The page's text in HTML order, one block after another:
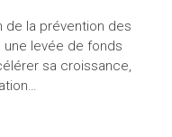
de la prévention des
levée de fonds
sa croissance,